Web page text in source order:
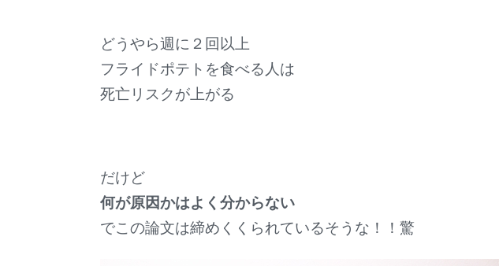
どうやら週に２回以上
フライドポテトを食べる人は
死亡リスクが上がる
だけど
何が原因かはよく分からない
でこの論文は締めくくられているそうな！！驚